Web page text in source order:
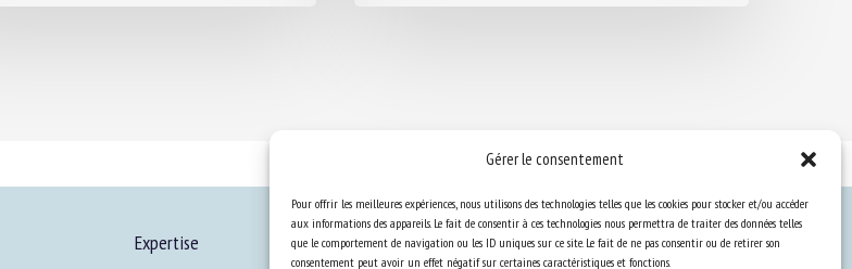
Gérer le consentement
Pour offrir les meilleures expériences, nous utilisons des technologies telles que les cookies pour stocker et/ou accéder
aux informations des appareils. Le fait de consentir à ces technologies nous permettra de traiter des données telles
que le comportement de navigation ou les ID uniques sur ce site. Le fait de ne pas consentir ou de retirer son
consentement peut avoir un effet négatif sur certaines caractéristiques et fonctions.
Expertise
Ressources